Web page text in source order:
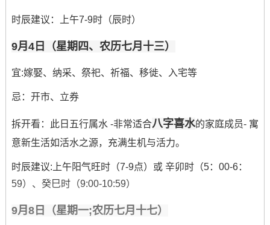
时辰建议：上午7-9时（辰时）
9月4日（星期四、农历七月十三）
宜:嫁娶、纳采、祭祀、祈福、移徙、入宅等
忌：开市、立券
拆开看：此日五行属水 -非常适合八字喜水的家庭成员- 寓
意新生活如活水之源，充满生机与活力。
时辰建议:上午阳气旺时（7-9点）或 辛卯时（5：00-6：
59）、癸巳时（9:00-10:59）
9月8日（星期一;农历七月十七）